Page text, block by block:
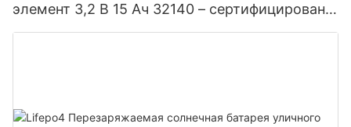
элемент 3,2 В 15 Ач 32140 – сертифицирован
по стандарту UN38.3, более 2000 циклов
аккумуляторных батарей для